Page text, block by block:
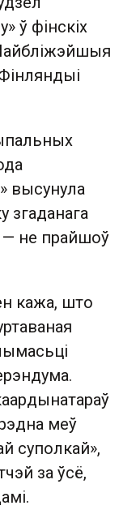
ў фінскіх
высунула
згаданага
не прайшоў
кажа, што
меў
суполкай»,
за ўсё,